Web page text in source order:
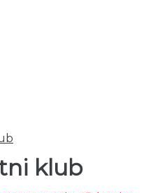
klub